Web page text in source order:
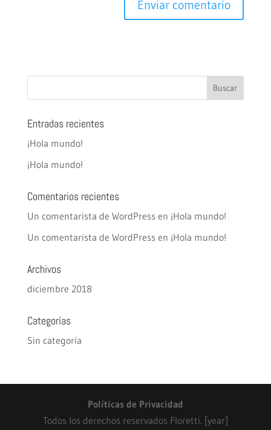
Entradas recientes
¡Hola mundo!
¡Hola mundo!
Comentarios recientes
Un comentarista de WordPressen ¡Hola mundo!
Un comentarista de WordPressen ¡Hola mundo!
Archivos
diciembre 2018
Categorías
Sin categoría
Políticas de Privacidad
Todos los derechos reservados Floretti. [year]